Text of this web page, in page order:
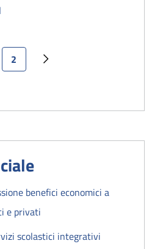
precedente
Pagina attuale
2 Pagina successiva
benefici economici a
e privati
scolastici integrativi